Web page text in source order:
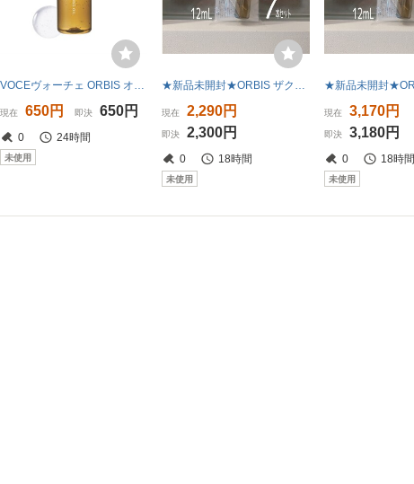
VOCEヴォーチェ ORBIS オルビス ザクレンジングオイル ミニボトル[12ml]2025年7月号増刊 付録限定 日本初超微粒子技術 ポーラ メイク落とし
現在 650円 即決 650円
0 24時間
未使用
★新品未開封★ORBIS ザクレンジングオイル 12ml×7本セット★メイク落とし★オルビス★ザ クレンジングオイル★
現在 2,290円
即決 2,300円
0 18時間
未使用
現在 3,170円
即決 3,180円
0 18時間
未使用